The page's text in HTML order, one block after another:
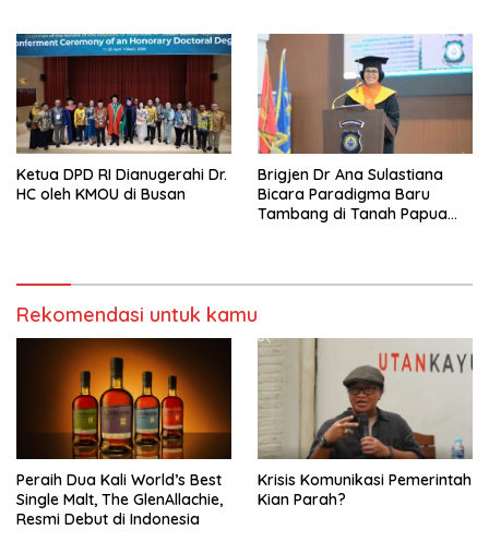
Ketua DPD RI Dianugerahi Dr.
HC oleh KMOU di Busan
Brigjen Dr Ana Sulastiana
Bicara Paradigma Baru
Tambang di Tanah Papua
Rekomendasi untuk kamu
Peraih Dua Kali World’s Best
Single Malt, The GlenAllachie,
Resmi Debut di Indonesia
Krisis Komunikasi Pemerintah
Kian Parah?